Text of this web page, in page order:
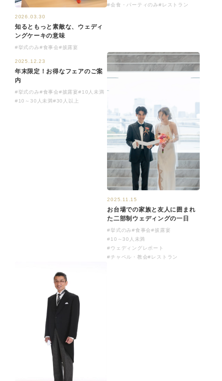
2026.03.30
知るともっと素敵な、ウェディ
ングケーキの意味
#挙式のみ#食事会#披露宴
#会食・パーティのみ#レストラン
2025.12.23
年末限定！お得なフェアのご案
内
#挙式のみ#食事会#披露宴#10人未満
#10～30人未満#30人以上
2025.11.15
お台場での家族と友人に囲まれ
た二部制ウェディングの一日
#挙式のみ#食事会#披露宴
#10～30人未満
#ウェディングレポート
#チャペル・教会#レストラン